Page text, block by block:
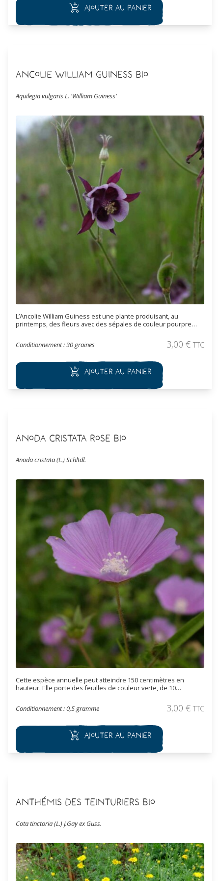
Ajouter au panier
Ancolie William Guiness Bio
Aquilegia vulgaris L. 'William Guiness'
L’Ancolie William Guiness est une plante produisant, au
printemps, des fleurs avec des sépales de couleur pourpre
des plantes très rustiques. Elles supportent des températures
allant jusqu’à -20°C. Les Ancolies ont une croissance assez
Conditionnement : 30 graines 3,00 € TTC
Ajouter au panier
Anoda cristata Rose Bio
Anoda cristata (L.) Schltdl.
Cette espèce annuelle peut atteindre 150 centimètres en
hauteur. Elle porte des feuilles de couleur verte, de 10
découpées en trois à sept lobes. Des fleurs apparaissent de
juin aux gelées, en coupe plate, veinées, de couleur rose,
Conditionnement : 0,5 gramme 3,00 € TTC
Ajouter au panier
Anthémis des Teinturiers Bio
Cota tinctoria (L.) J.Gay ex Guss.